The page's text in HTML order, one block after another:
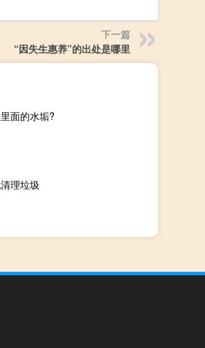
下一篇
“因失生惠养”的出处是哪里
面的水垢?
理垃圾